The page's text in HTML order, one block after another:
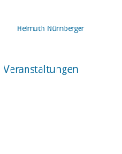
Helmuth Nürnberger
Veranstaltungen